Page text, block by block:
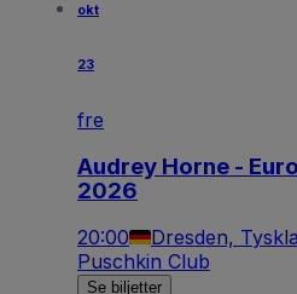
okt
23
fre
Audrey Horne -
2026
20:00 Dresden,
Puschkin Club
Se biljetter